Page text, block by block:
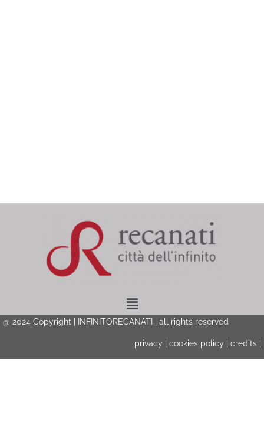
Menu
@ 2024 Copyright | INFINITORECANATI | all rights reserved
privacy cookies policy credits